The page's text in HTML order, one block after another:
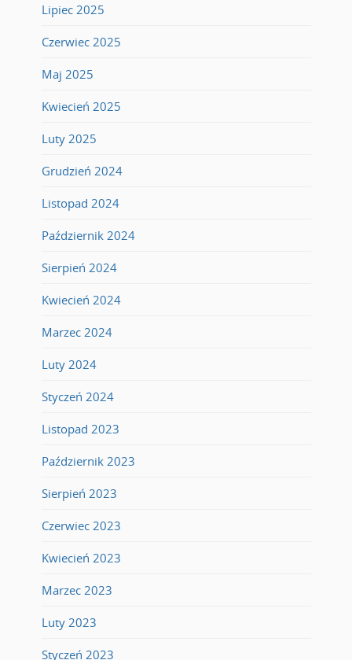
Lipiec 2025
Czerwiec 2025
Maj 2025
Kwiecień 2025
Luty 2025
Grudzień 2024
Listopad 2024
Październik 2024
Sierpień 2024
Kwiecień 2024
Marzec 2024
Luty 2024
Styczeń 2024
Listopad 2023
Październik 2023
Sierpień 2023
Czerwiec 2023
Kwiecień 2023
Marzec 2023
Luty 2023
Styczeń 2023